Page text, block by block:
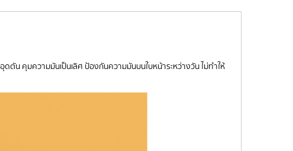
ดตัน คุมความมันเป็นเลิศ ป้องกันความมันบนใบหน้าระหว่างวัน ไม่ทำให้